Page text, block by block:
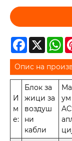
Facebook
X
Опис на
И
м
е:
Блок за
жици за
воздуш
ни
кабли
ум